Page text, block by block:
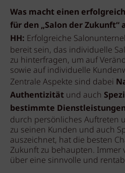
Was macht einen
für den „Salon der Zukunft“
HH: Erfolgreiche
bereit sein, das individuelle
zu hinterfragen, um auf
sowie auf individuelle
Zentrale Aspekte sind dabei
Authentizität und auch
bestimmte Dienstleistungen
durch persönliches Auftreten
zu seinen Kunden und auch
auszeichnet, hat die besten
Zukunft zu behaupten. Immer
über eine sinnvolle und